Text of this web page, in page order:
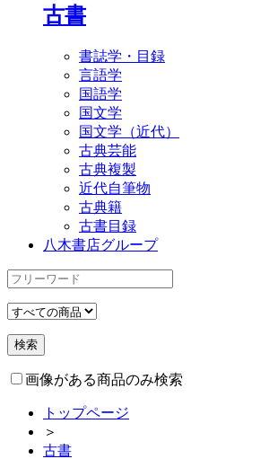
古書
書誌学・目録
言語学
国語学
国文学
国文学（近代）
古典芸能
古典複製
近代自筆物
古典籍
古書目録
八木書店グループ
画像がある商品のみ検索
トップページ
＞
古書